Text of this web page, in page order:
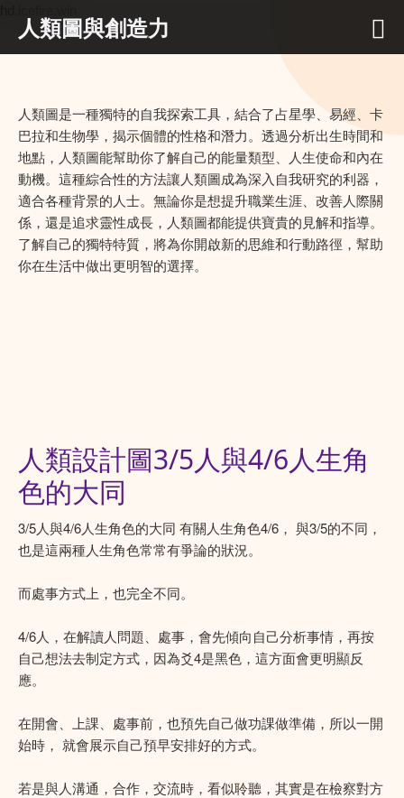
人類圖與創造力
人類圖是一種獨特的自我探索工具，結合了占星學、易經、卡
巴拉和生物學，揭示個體的性格和潛力。透過分析出生時間和
地點，人類圖能幫助你了解自己的能量類型、人生使命和內在
動機。這種綜合性的方法讓人類圖成為深入自我研究的利器，
適合各種背景的人士。無論你是想提升職業生涯、改善人際關
係，還是追求靈性成長，人類圖都能提供寶貴的見解和指導。
了解自己的獨特特質，將為你開啟新的思維和行動路徑，幫助
你在生活中做出更明智的選擇。
人類設計圖3/5人與4/6人生角
色的大同
3/5人與4/6人生角色的大同 有關人生角色4/6， 與3/5的不同，
也是這兩種人生角色常常有爭論的狀況。
而處事方式上，也完全不同。
4/6人，在解讀人問題、處事，會先傾向自己分析事情，再按
自己想法去制定方式，因為爻4是黑色，這方面會更明顯反
應。
在開會、上課、處事前，也預先自己做功課做準備，所以一開
始時， 就會展示自己預早安排好的方式。
若是與人溝通，合作，交流時，看似聆聽，其實是在檢察對方